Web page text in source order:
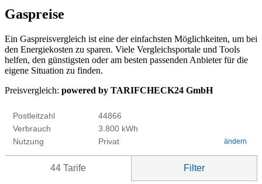
Gaspreise
Ein Gaspreisvergleich ist eine der einfachsten Möglichkeiten, um bei
den Energiekosten zu sparen. Viele Vergleichsportale und Tools
helfen, den günstigsten oder am besten passenden Anbieter für die
eigene Situation zu finden.
Preisvergleich: powered by TARIFCHECK24 GmbH